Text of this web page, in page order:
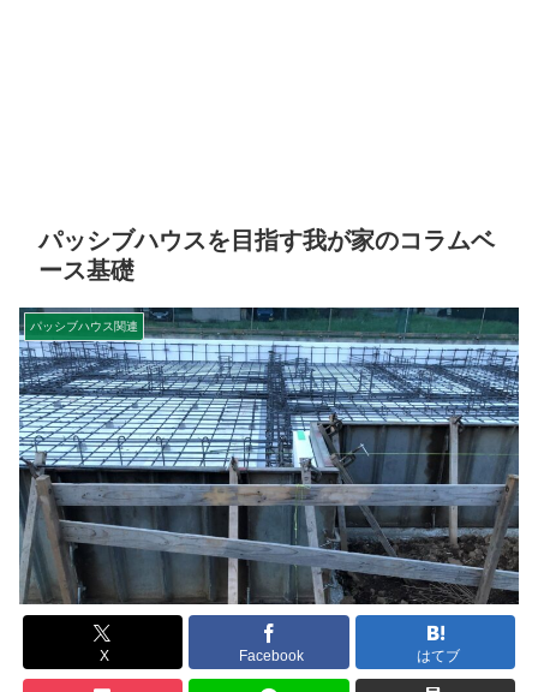
パッシブハウスを目指す我が家のコラムベ
ース基礎
パッシブハウス関連
X Facebook はてブ